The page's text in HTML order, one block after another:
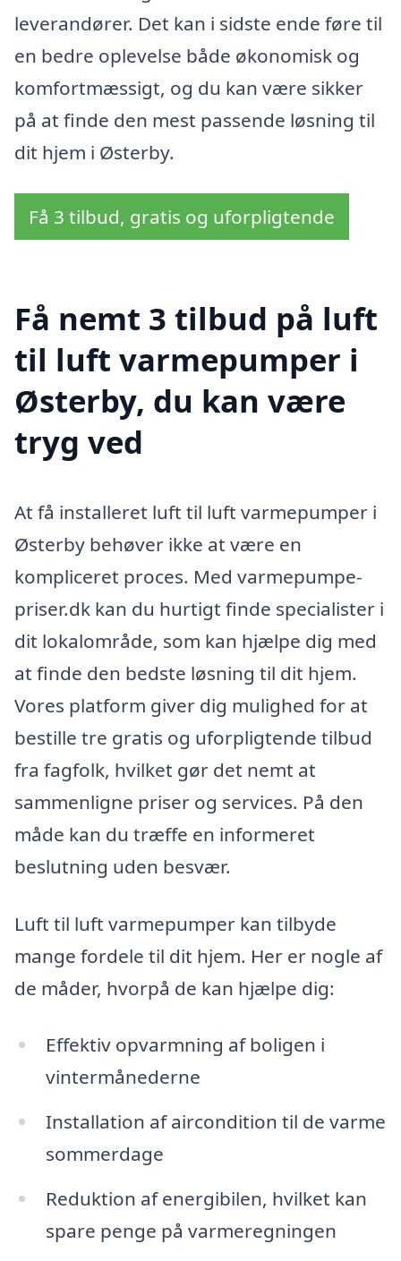
leverandører. Det kan i sidste ende føre til
en bedre oplevelse både økonomisk og
komfortmæssigt, og du kan være sikker
på at finde den mest passende løsning til
dit hjem i Østerby.
Få 3 tilbud, gratis og uforpligtende
Få nemt 3 tilbud på luft
til luft varmepumper i
Østerby, du kan være
tryg ved
At få installeret luft til luft varmepumper i
Østerby behøver ikke at være en
kompliceret proces. Med varmepumpe-
priser.dk kan du hurtigt finde specialister i
dit lokalområde, som kan hjælpe dig med
at finde den bedste løsning til dit hjem.
Vores platform giver dig mulighed for at
bestille tre gratis og uforpligtende tilbud
fra fagfolk, hvilket gør det nemt at
sammenligne priser og services. På den
måde kan du træffe en informeret
beslutning uden besvær.
Luft til luft varmepumper kan tilbyde
mange fordele til dit hjem. Her er nogle af
de måder, hvorpå de kan hjælpe dig:
Effektiv opvarmning af boligen i
vintermånederne
Installation af aircondition til de varme
sommerdage
Reduktion af energibilen, hvilket kan
spare penge på varmeregningen